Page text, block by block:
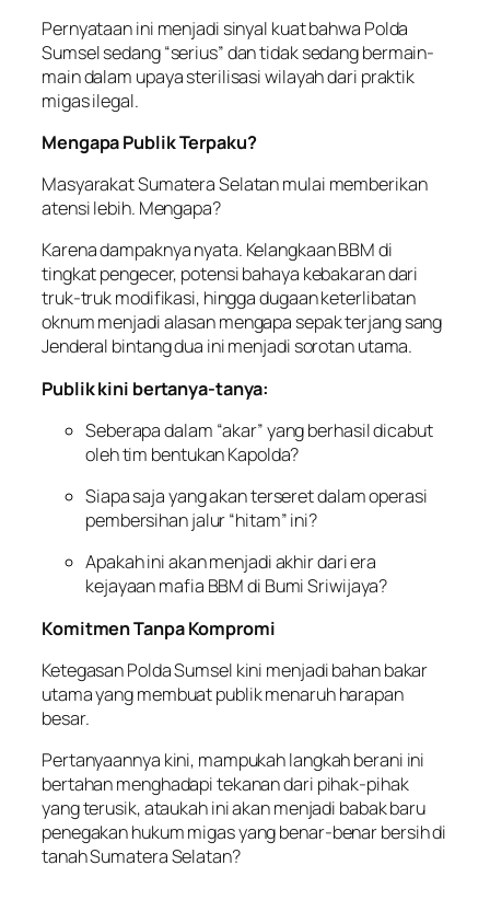
Pernyataan ini menjadi sinyal kuat bahwa Polda
Sumsel sedang “serius” dan tidak sedang bermain-
main dalam upaya sterilisasi wilayah dari praktik
migas ilegal.
Mengapa Publik Terpaku?
Masyarakat Sumatera Selatan mulai memberikan
atensi lebih. Mengapa?
Karena dampaknya nyata. Kelangkaan BBM di
tingkat pengecer, potensi bahaya kebakaran dari
truk-truk modifikasi, hingga dugaan keterlibatan
oknum menjadi alasan mengapa sepak terjang sang
Jenderal bintang dua ini menjadi sorotan utama.
Publik kini bertanya-tanya:
Seberapa dalam “akar” yang berhasil dicabut
oleh tim bentukan Kapolda?
Siapa saja yang akan terseret dalam operasi
pembersihan jalur “hitam” ini?
Apakah ini akan menjadi akhir dari era
kejayaan mafia BBM di Bumi Sriwijaya?
Komitmen Tanpa Kompromi
Ketegasan Polda Sumsel kini menjadi bahan bakar
utama yang membuat publik menaruh harapan
besar.
Pertanyaannya kini, mampukah langkah berani ini
bertahan menghadapi tekanan dari pihak-pihak
yang terusik, ataukah ini akan menjadi babak baru
penegakan hukum migas yang benar-benar bersih di
tanah Sumatera Selatan?